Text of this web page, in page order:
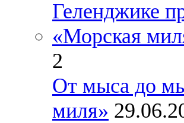
2
От мыса до
миля»